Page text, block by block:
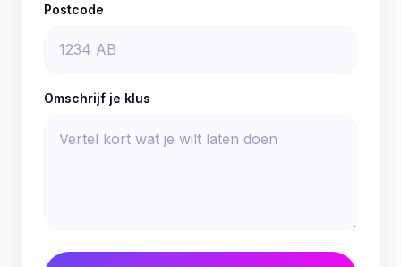
Postcode
Omschrijf je klus